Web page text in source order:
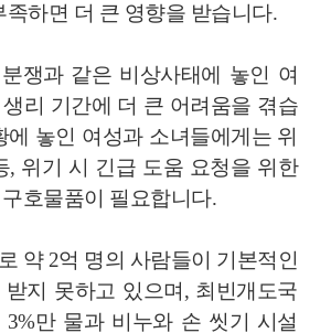
족하면 더 큰 영향을 받습니다.
쟁과 같은 비상사태에 놓인 여
리 기간에 더 큰 어려움을 겪습
에 놓인 여성과 소녀들에게는 위
, 위기 시 긴급 도움 요청을 위한
호물품이 필요합니다.
약 2억 명의 사람들이 기본적인
지 못하고 있으며, 최빈개도국
3%만 물과 비누와 손 씻기 시설